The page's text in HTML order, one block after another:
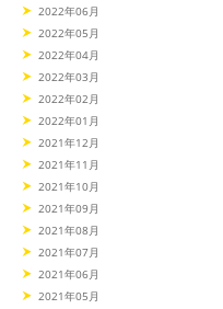
2022年06月
2022年05月
2022年04月
2022年03月
2022年02月
2022年01月
2021年12月
2021年11月
2021年10月
2021年09月
2021年08月
2021年07月
2021年06月
2021年05月